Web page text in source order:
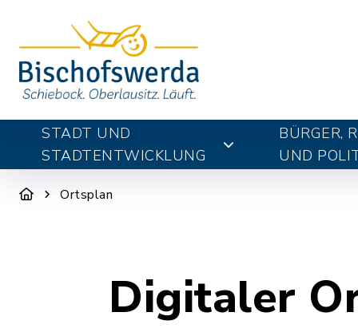
STADT UND
STADTENTWICKLUNG
BÜRGER,
UND
Ortsplan
Digitaler